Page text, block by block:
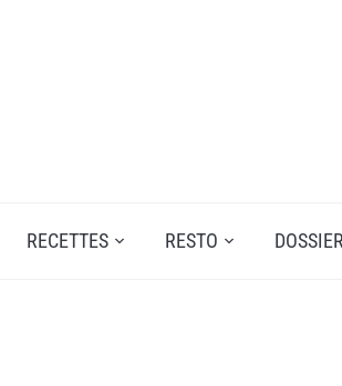
RECETTES RESTO